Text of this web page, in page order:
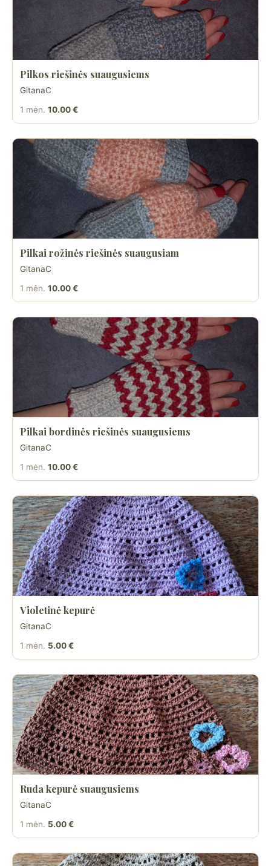
Pilkos riešinės suaugusiems
GitanaC
1 mėn. 10.00 €
Pilkai rožinės riešinės suaugusiam
GitanaC
1 mėn. 10.00 €
Pilkai bordinės riešinės suaugusiems
GitanaC
1 mėn. 10.00 €
Violetinė kepurė
GitanaC
1 mėn. 5.00 €
Ruda kepurė suaugusiems
GitanaC
1 mėn. 5.00 €